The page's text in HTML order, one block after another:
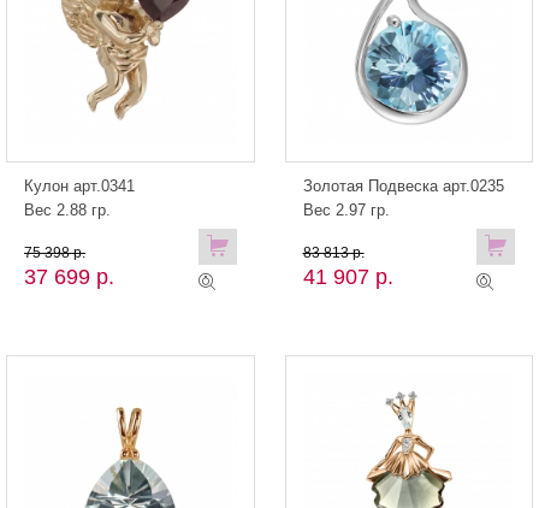
Кулон арт.0341
Вес 2.88 гр.
37 699 р.
75 398 р.
Золотая Подвеска арт.0235
Вес 2.97 гр.
41 907 р.
83 813 р.